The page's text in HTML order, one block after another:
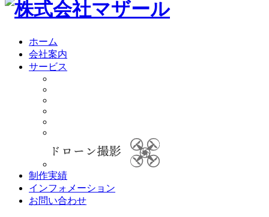
ホーム
会社案内
サービス
制作実績
インフォメーション
お問い合わせ